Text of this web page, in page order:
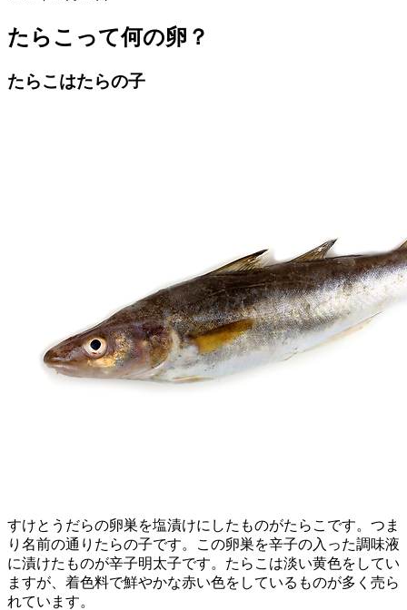
たらこって何の卵？
たらこはたらの子
すけとうだらの卵巣を塩漬けにしたものがたらこです。つま
り名前の通りたらの子です。この卵巣を辛子の入った調味液
に漬けたものが辛子明太子です。たらこは淡い黄色をしてい
ますが、着色料で鮮やかな赤い色をしているものが多く売ら
れています。